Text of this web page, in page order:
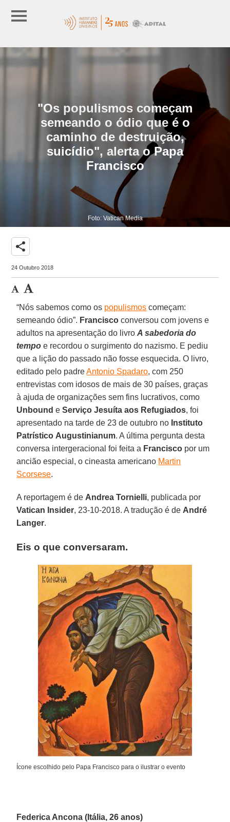
"Os populismos começam
semeando o ódio que é o
caminho de destruição,
suicídio", alerta o Papa
Francisco
Foto: Vatican Media
share
24 Outubro 2018
“Nós sabemos como os populismos começam:
semeando ódio”. Francisco conversou com jovens e
adultos na apresentação do livroA sabedoria do
tempo e recordou o surgimento do nazismo. E pediu
que a lição do passado não fosse esquecida. O livro,
editado pelo padreAntonio Spadaro, com 250
entrevistas com idosos de mais de 30 países, graças
à ajuda de organizações sem fins lucrativos, como
Unbound eServiço Jesuíta aos Refugiados, foi
apresentado na tarde de 23 de outubro no Instituto
Patrístico Augustinianum. A última pergunta desta
conversa intergeracional foi feita a Francisco por um
ancião especial, o cineasta americano Martin
Scorsese.
A reportagem é de Andrea Tornielli, publicada por
Vatican Insider, 23-10-2018. A tradução é de André
Langer.
Eis o que conversaram.
Ícone escolhido pelo Papa Francisco para o ilustrar o evento
Federica Ancona (Itália, 26 anos)